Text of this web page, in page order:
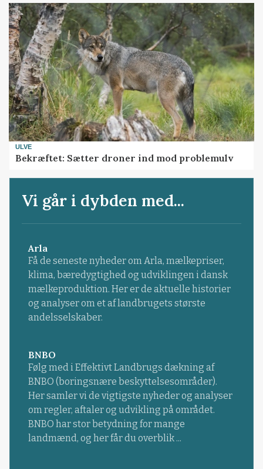
ULVE
Bekræftet: Sætter droner ind mod problemulv
Vi går i dybden med...
Arla
Få de seneste nyheder om Arla, mælkepriser,
klima, bæredygtighed og udviklingen i dansk
mælkeproduktion. Her er de aktuelle historier
og analyser om et af landbrugets største
andelsselskaber.
BNBO
Følg med i Effektivt Landbrugs dækning af
BNBO (boringsnære beskyttelsesområder).
Her samler vi de vigtigste nyheder og analyser
om regler, aftaler og udvikling på området.
BNBO har stor betydning for mange
landmænd, og her får du overblik ...